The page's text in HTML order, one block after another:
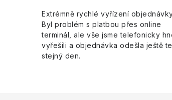
Extrémně rychlé vyřízení
Byl problém s platbou přes online
terminál, ale vše jsme telefonicky
vyřešili a objednávka odešla ještě
stejný den.